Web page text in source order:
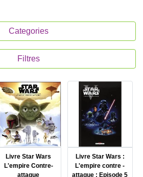
Categories
Filtres
Livre Star Wars
L'empire Contre-
attaque
Livre Star Wars :
L'empire contre -
attaque : Episode 5